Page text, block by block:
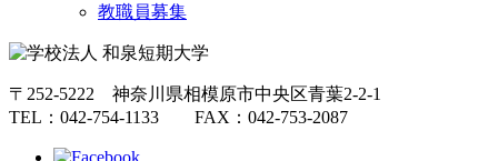
教職員募集
〒252-5222 神奈川県相模原市中央区青葉2-2-1
TEL：042-754-1133 FAX：042-753-2087